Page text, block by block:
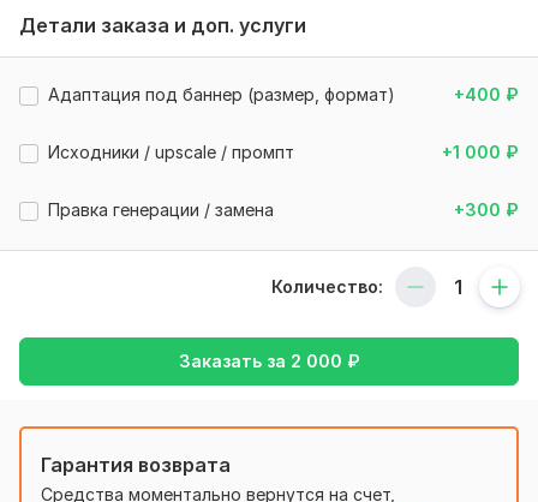
- Midjourney v6
- Fooocus 2.5.5 XL, SD
*ретушь и улучшение по запросу
- Персонажи (для игр, NFT, бренд‑герои)
- Изображения для сайтов и лендингов
- Сюжетные сцены, изометрия, flat, реализм
Преимущества:
Детали заказа и доп. услуги
Адаптация под баннер (размер, формат) +400 ₽
Исходники / upscale / промпт +1 000 ₽
Правка генерации / замена +300 ₽
Количество:
Заказать за 2 000 ₽
Гарантия возврата
Средства моментально вернутся на счет,